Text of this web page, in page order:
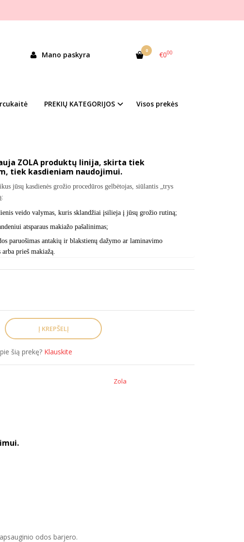
Mano paskyra 0 €000
PREKIŲ KATEGORIJOS Visos prekės
ZOLA produktų linija, skirta tiek
tiek kasdieniam naudojimui.
jūsų kasdienės grožio procedūros gelbėtojas, siūlantis „trys
veido valymas, kuris sklandžiai įsilieja į jūsų grožio rutiną;
atsparaus makiažo pašalinimas;
paruošimas antakių ir blakstienų dažymo ar laminavimo
arba prieš makiažą.
šią prekę? Klauskite
Zola
odos barjero.